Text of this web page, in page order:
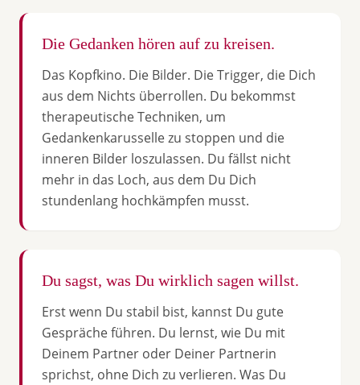
Die Gedanken hören auf zu kreisen.
Das Kopfkino. Die Bilder. Die Trigger, die Dich
aus dem Nichts überrollen. Du bekommst
therapeutische Techniken, um
Gedankenkarusselle zu stoppen und die
inneren Bilder loszulassen. Du fällst nicht
mehr in das Loch, aus dem Du Dich
stundenlang hochkämpfen musst.
Du sagst, was Du wirklich sagen willst.
Erst wenn Du stabil bist, kannst Du gute
Gespräche führen. Du lernst, wie Du mit
Deinem Partner oder Deiner Partnerin
sprichst, ohne Dich zu verlieren. Was Du